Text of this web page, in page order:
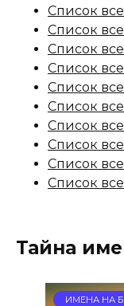
Список
Список
Список
Список
Список
Список
Список
Список
Список
Список
Тайна
ИМЕНА НА